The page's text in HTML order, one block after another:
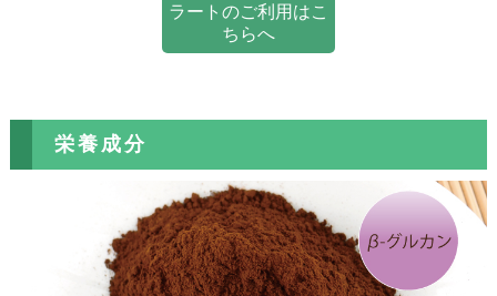
ラートのご利用はこ
ちらへ
栄養成分